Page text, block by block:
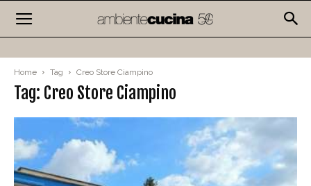
Home Tag Creo Store Ciampino
Tag: Creo Store Ciampino